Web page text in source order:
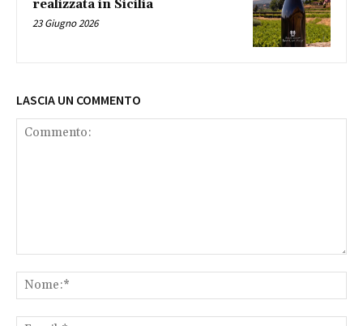
realizzata in Sicilia
23 Giugno 2026
LASCIA UN COMMENTO